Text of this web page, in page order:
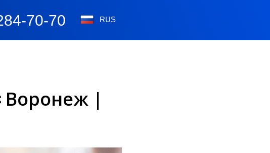
70-70 RUS
Воронеж |